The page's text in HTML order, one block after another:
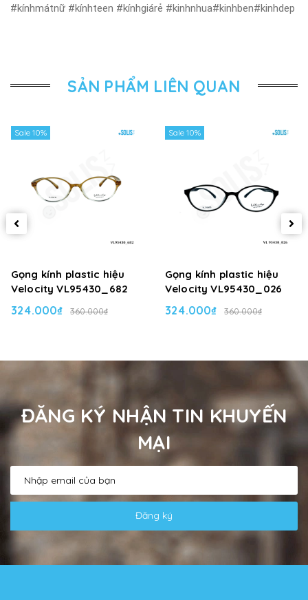
#kínhmátnữ #kínhteen #kínhgiárẻ #kinhnhua#kinhben#kinhdep
SẢN PHẨM LIÊN QUAN
Sale 10%
Gọng kính plastic hiệu
Velocity VL95430_682
324.000₫ 360.000₫
Sale 10%
Gọng kính plastic hiệu
Velocity VL95430_026
324.000₫ 360.000₫
ĐĂNG KÝ NHẬN TIN KHUYẾN
MẠI
Đăng ký